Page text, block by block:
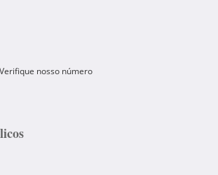
nosso número